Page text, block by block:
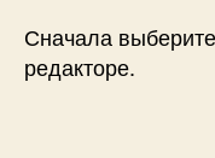
Сначала
редакторе.